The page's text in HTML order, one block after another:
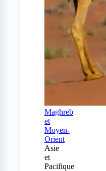
Maghreb
et
Moyen-
Orient
Asie
et
Pacifique